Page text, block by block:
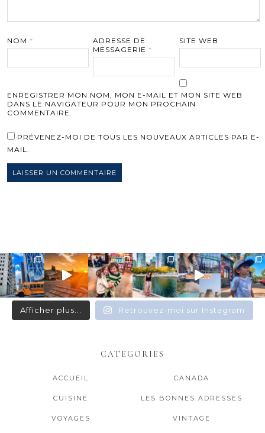
NOM *
ADRESSE DE
MESSAGERIE *
SITE WEB
ENREGISTRER MON NOM, MON E-MAIL ET MON SITE WEB
DANS LE NAVIGATEUR POUR MON PROCHAIN
COMMENTAIRE.
PRÉVENEZ-MOI DE TOUS LES NOUVEAUX ARTICLES PAR E-
MAIL.
Afficher plus... Retrouvez-moi sur Instagram
CATEGORIES
ACCUEIL CANADA
CUISINE LES BONNES ADRESSES
VOYAGES VINTAGE